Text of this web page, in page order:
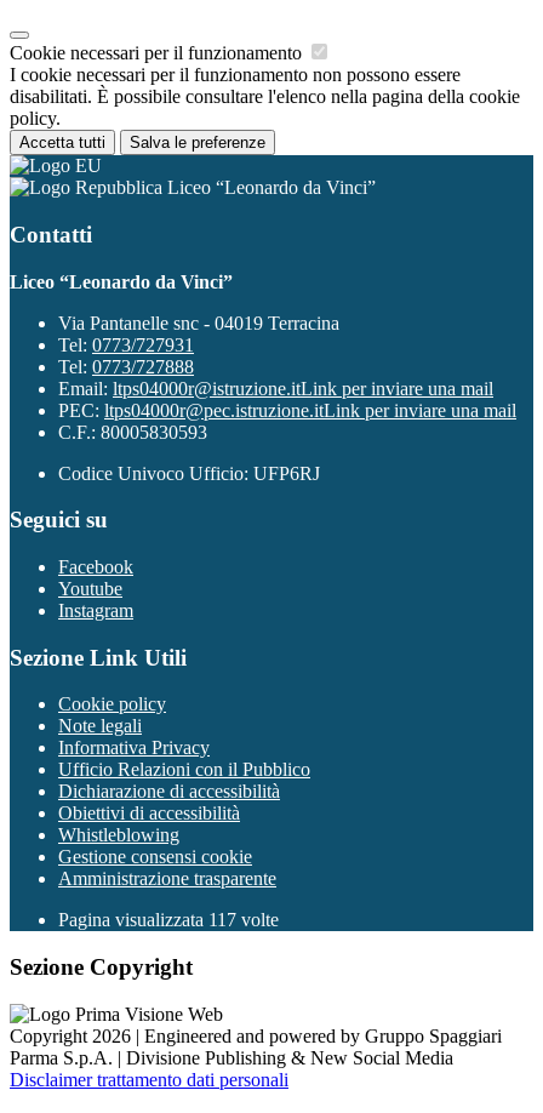
Cookie necessari per il funzionamento
I cookie necessari per il funzionamento non possono essere
disabilitati. È possibile consultare l'elenco nella pagina della cookie
policy.
Accetta tutti Salva le preferenze
Liceo “Leonardo da Vinci”
Contatti
Liceo “Leonardo da Vinci”
Via Pantanelle snc - 04019 Terracina
Tel: 0773/727931
Tel: 0773/727888
Email: ltps04000r@istruzione.itLink per inviare una mail
PEC: ltps04000r@pec.istruzione.itLink per inviare una mail
C.F.: 80005830593
Codice Univoco Ufficio: UFP6RJ
Seguici su
Facebook
Youtube
Instagram
Sezione Link Utili
Cookie policy
Note legali
Informativa Privacy
Ufficio Relazioni con il Pubblico
Dichiarazione di accessibilità
Obiettivi di accessibilità
Whistleblowing
Gestione consensi cookie
Amministrazione trasparente
Pagina visualizzata 117 volte
Sezione Copyright
Copyright 2026 | Engineered and powered by Gruppo Spaggiari
Parma S.p.A. | Divisione Publishing & New Social Media
Disclaimer trattamento dati personali